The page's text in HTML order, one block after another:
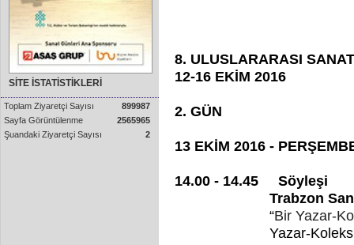
SİTE İSTATİSTİKLERİ
Toplam Ziyaretçi Sayısı
899987
Sayfa Görüntülenme
2565965
Şuandaki Ziyaretçi Sayısı
2
8. ULUSLARARASI
12-16 EKİM 2016
2. GÜN
13 EKİM 2016 -
14.00 - 14.45 Söyleşi
Trabzon Sanatevi
“Bir Yazar-
Yazar-